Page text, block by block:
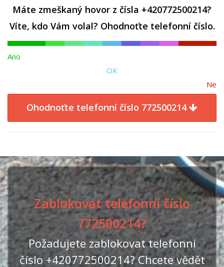
Máte zmeškaný hovor z čísla +420772500214?
Víte, kdo Vám volal? Ohodnoťte telefonní číslo.
Ano
OK
Ne
Ohodnoťte telefonní číslo 772500214
Zablokovat telefonní číslo
772500214?
Požadujete zablokovat telefonní
číslo +420772500214? Chcete vědět